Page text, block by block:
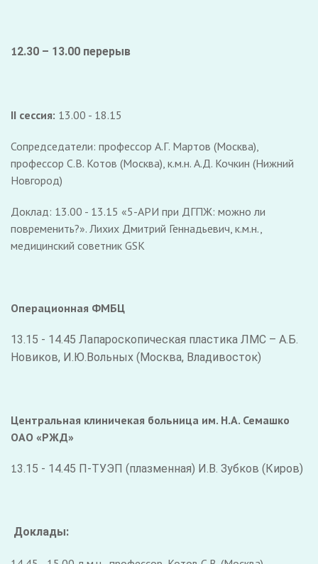
12.30 – 13.00 перерыв
II сессия: 13.00 - 18.15
Сопредседатели: профессор А.Г. Мартов (Москва),
профессор С.В. Котов (Москва), к.м.н. А.Д. Кочкин (Нижний
Новгород)
Доклад: 13.00 - 13.15 «5-АРИ при ДГПЖ: можно ли
повременить?». Лихих Дмитрий Геннадьевич, к.м.н.,
медицинский советник GSK
Операционная ФМБЦ
13.15 - 14.45 Лапароскопическая пластика ЛМС – А.Б.
Новиков, И.Ю.Вольных (Москва, Владивосток)
Центральная клиничекая больница им. Н.А. Семашко
ОАО «РЖД»
13.15 - 14.45 П-ТУЭП (плазменная) И.В. Зубков (Киров)
Доклады: